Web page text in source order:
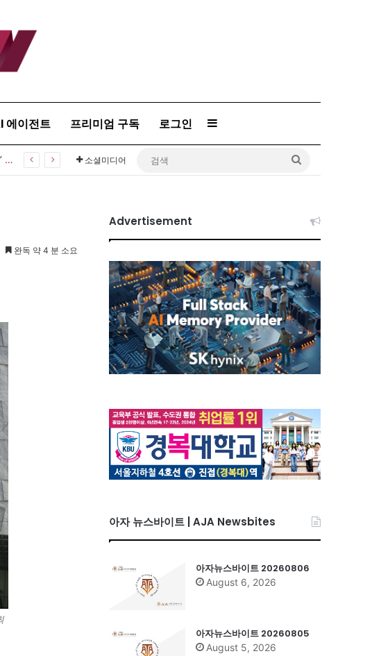
에이전트 프리미엄 구독 로그인 Sidebar
공인 명예훼손 판결 첫 실증분석…김재형·권태상 교수, ‘공인 보도준칙’ 제안도 소셜미디어
완독 약 4 분 소요
Advertisement
아자 뉴스바이트 | AJA Newsbites
아자뉴스바이트 20260806
August 6, 2026
아자뉴스바이트 20260805
August 5, 2026